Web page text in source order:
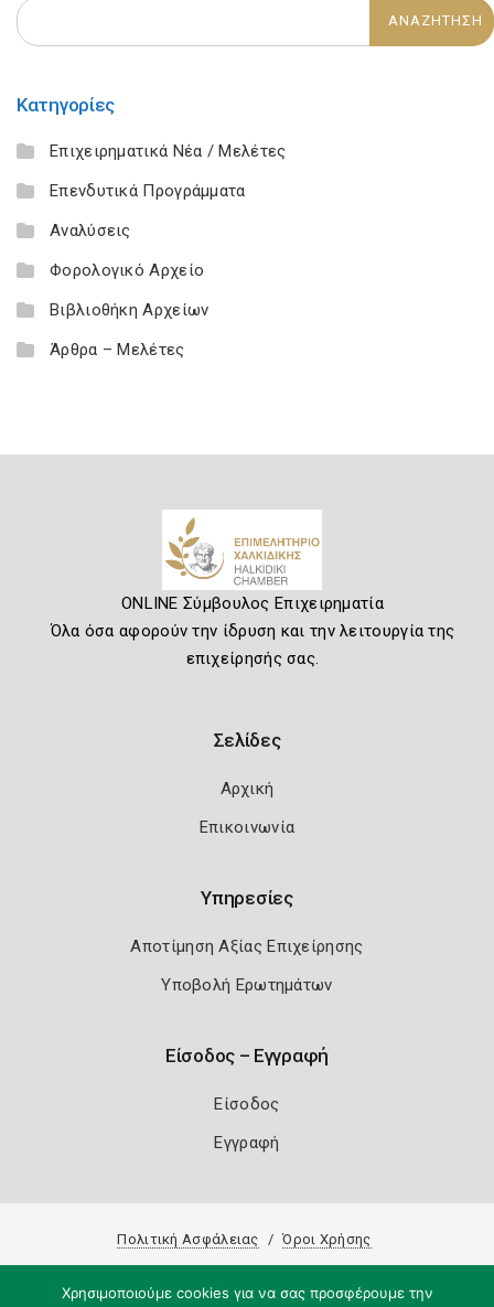
Κατηγορίες
Επιχειρηματικά Νέα / Μελέτες
Επενδυτικά Προγράμματα
Αναλύσεις
Φορολογικό Αρχείο
Βιβλιοθήκη Αρχείων
Άρθρα – Μελέτες
ONLINE Σύμβουλος Επιχειρηματία
Όλα όσα αφορούν την ίδρυση και την λειτουργία της
επιχείρησής σας.
Σελίδες
Αρχική
Επικοινωνία
Υπηρεσίες
Αποτίμηση Αξίας Επιχείρησης
Υποβολή Ερωτημάτων
Είσοδος – Εγγραφή
Είσοδος
Εγγραφή
Πολιτική Ασφάλειας Όροι Χρήσης
Χρησιμοποιούμε cookies για να σας προσφέρουμε την